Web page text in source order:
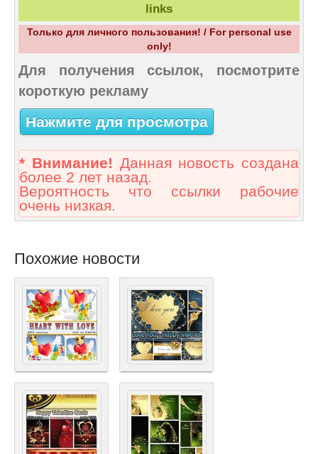
links
Только для личного пользования! / For personal use
only!
Для получения ссылок, посмотрите
короткую рекламу
Нажмите для просмотра
* Внимание! Данная новость создана
более 2 лет назад.
Вероятность что ссылки рабочие
очень низкая.
Похожие новости